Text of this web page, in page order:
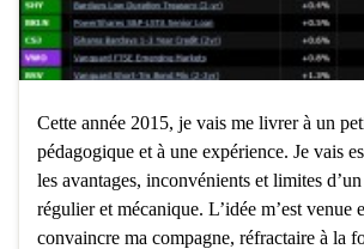
Cette année 2015, je vais me livrer à un
pédagogique et à une expérience. Je vais
les avantages, inconvénients et limites
régulier et mécanique. L’idée m’est venue
convaincre ma compagne, réfractaire à la